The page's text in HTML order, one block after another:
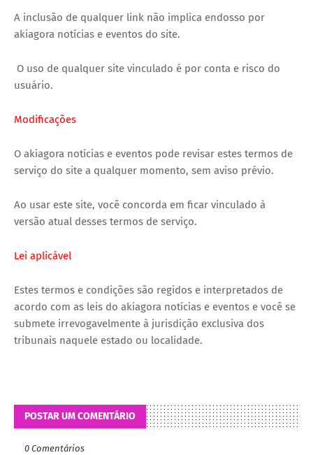
A inclusão de qualquer link não implica endosso por
akiagora notícias e eventos do site.
O uso de qualquer site vinculado é por conta e risco do
usuário.
Modificações
O akiagora notícias e eventos pode revisar estes termos de
serviço do site a qualquer momento, sem aviso prévio.
Ao usar este site, você concorda em ficar vinculado à
versão atual desses termos de serviço.
Lei aplicável
Estes termos e condições são regidos e interpretados de
acordo com as leis do akiagora notícias e eventos e você se
submete irrevogavelmente à jurisdição exclusiva dos
tribunais naquele estado ou localidade.
POSTAR UM COMENTÁRIO
0 Comentários